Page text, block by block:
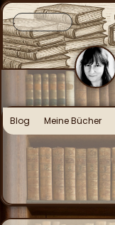
Blog Meine Bücher